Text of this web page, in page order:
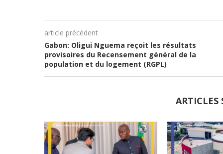
article précédent
Gabon: Oligui Nguema reçoit les résultats
provisoires du Recensement général de la
population et du logement (RGPL)
ARTICLES